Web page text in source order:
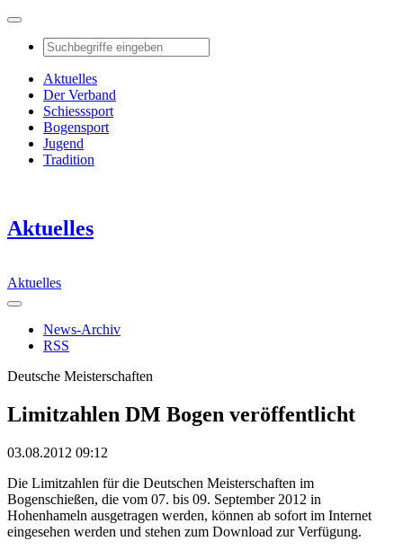
Aktuelles
Der Verband
Schiesssport
Bogensport
Jugend
Tradition
Aktuelles
Aktuelles
News-Archiv
RSS
Deutsche Meisterschaften
Limitzahlen DM Bogen veröffentlicht
03.08.2012 09:12
Die Limitzahlen für die Deutschen Meisterschaften im
Bogenschießen, die vom 07. bis 09. September 2012 in
Hohenhameln ausgetragen werden, können ab sofort im Internet
eingesehen werden und stehen zum Download zur Verfügung.